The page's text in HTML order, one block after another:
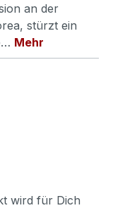
an der
stürzt ein
Mehr
wird für Dich